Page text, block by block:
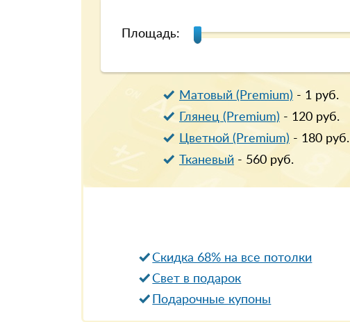
Площадь:
Матовый (Premium) - 1руб.
Глянец (Premium) - 120руб.
Цветной (Premium) - 180руб.
Тканевый- 560руб.
Скидка 68% на все потолки
Свет в подарок
Подарочные купоны